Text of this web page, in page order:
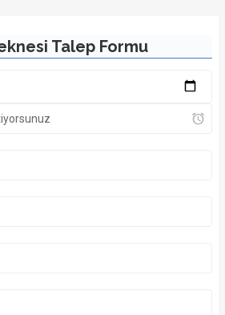
Talep Formu